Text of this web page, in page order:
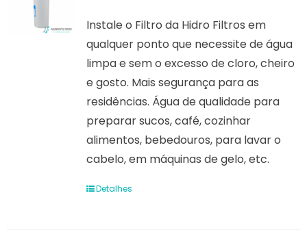
Instale o Filtro da Hidro Filtros em
qualquer ponto que necessite de água
limpa e sem o excesso de cloro, cheiro
e gosto. Mais segurança para as
residências. Água de qualidade para
preparar sucos, café, cozinhar
alimentos, bebedouros, para lavar o
cabelo, em máquinas de gelo, etc.
Detalhes